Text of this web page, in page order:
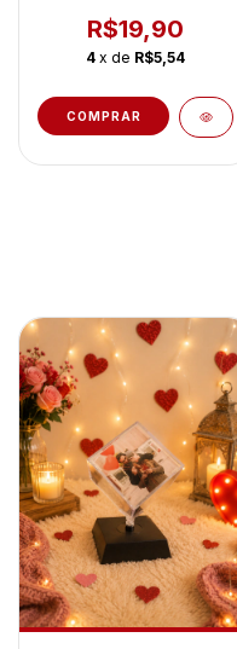
R$19,90
4 x de R$5,54
COMPRAR